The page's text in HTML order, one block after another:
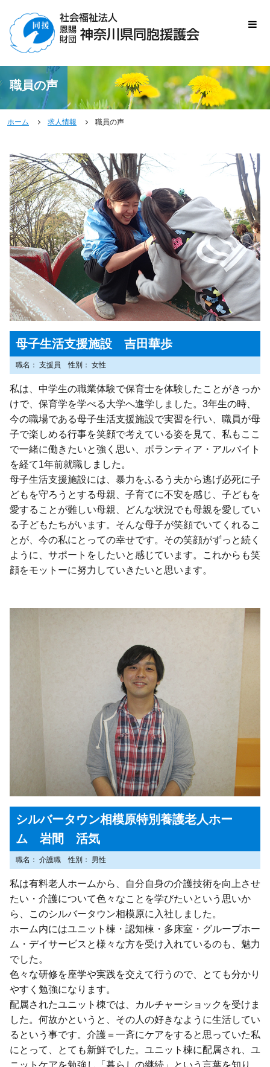
職員の声
ホーム 求人情報 職員の声
母子生活支援施設 吉田華歩
職名 支援員 性別 女性
私は、中学生の職業体験で保育士を体験したことがきっか
けで、保育学を学べる大学へ進学しました。3年生の時、
今の職場である母子生活支援施設で実習を行い、職員が母
子で楽しめる行事を笑顔で考えている姿を見て、私もここ
で一緒に働きたいと強く思い、ボランティア・アルバイト
を経て1年前就職しました。
母子生活支援施設には、暴力をふるう夫から逃げ必死に子
どもを守ろうとする母親、子育てに不安を感じ、子どもを
愛することが難しい母親、どんな状況でも母親を愛してい
る子どもたちがいます。そんな母子が笑顔でいてくれるこ
とが、今の私にとっての幸せです。その笑顔がずっと続く
ように、サポートをしたいと感じています。これからも笑
顔をモットーに努力していきたいと思います。
シルバータウン相模原特別養護老人ホー
ム 岩間 活気
職名 介護職 性別 男性
私は有料老人ホームから、自分自身の介護技術を向上させ
たい・介護について色々なことを学びたいという思いか
ら、このシルバータウン相模原に入社しました。
ホーム内にはユニット棟・認知棟・多床室・グループホー
ム・デイサービスと様々な方を受け入れているのも、魅力
でした。
色々な研修を座学や実践を交えて行うので、とても分かり
やすく勉強になります。
配属されたユニット棟では、カルチャーショックを受けま
した。何故かというと、その人の好きなように生活してい
るという事です。介護＝一斉にケアをすると思っていた私
にとって、とても新鮮でした。ユニット棟に配属され、ユ
ニットケアを勉強し「暮らしの継続」という言葉を知り、